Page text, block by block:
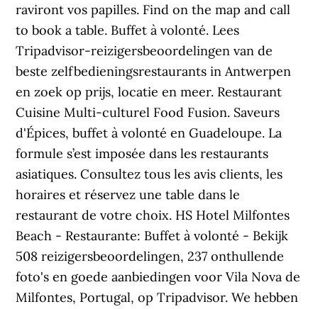
raviront vos papilles. Find on the map and call
to book a table. Buffet à volonté. Lees
Tripadvisor-reizigersbeoordelingen van de
beste zelfbedieningsrestaurants in Antwerpen
en zoek op prijs, locatie en meer. Restaurant
Cuisine Multi-culturel Food Fusion. Saveurs
d'Épices, buffet à volonté en Guadeloupe. La
formule s’est imposée dans les restaurants
asiatiques. Consultez tous les avis clients, les
horaires et réservez une table dans le
restaurant de votre choix. HS Hotel Milfontes
Beach - Restaurante: Buffet à volonté - Bekijk
508 reizigersbeoordelingen, 237 onthullende
foto's en goede aanbiedingen voor Vila Nova de
Milfontes, Portugal, op Tripadvisor. We hebben